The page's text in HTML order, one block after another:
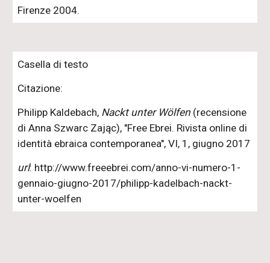
Firenze 2004.
Casella di testo
Citazione:
Philipp Kaldebach, Nackt unter Wölfen (recensione
di Anna Szwarc Zając), "Free Ebrei. Rivista online di
identità ebraica contemporanea", VI, 1, giugno 2017
url: http://www.freeebrei.com/anno-vi-numero-1-
gennaio-giugno-2017/philipp-kadelbach-nackt-
unter-woelfen